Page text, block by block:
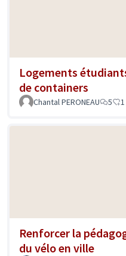
Logements
de containers
Chantal PERONEAU 5 1
Renforcer la
du vélo en ville